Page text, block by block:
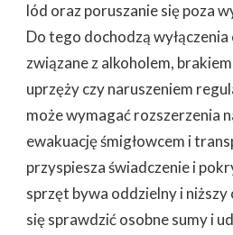
lód oraz poruszanie się poza
Do tego dochodzą
związane z alkoholem,
uprzęży czy naruszeniem
może wymagać rozszerzenia
ewakuację śmigłowcem i
przyspiesza świadczenie i
sprzęt bywa oddzielny i niższy
się sprawdzić osobne sumy i